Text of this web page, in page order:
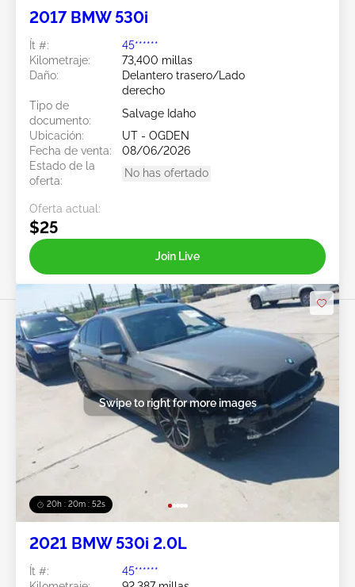
2017 BMW 530i
Ít #:
45******
Kilometraje:
73,400 millas
Daño:
Delantero trasero/Lado
derecho
Tipo de
documento:
Salvage Idaho
Ubicación:
UT - OGDEN
Fecha de venta:
08/06/2026
Estado de la
oferta:
No has ofertado
Oferta actual:
$25
Join Live
20h : 20m : 49s
Swipe to right for more images
2021 BMW 530i 2.0L
Ít #:
45******